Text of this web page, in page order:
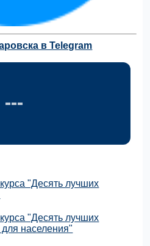
в Telegram
"Десять лучших
"Десять лучших
населения"